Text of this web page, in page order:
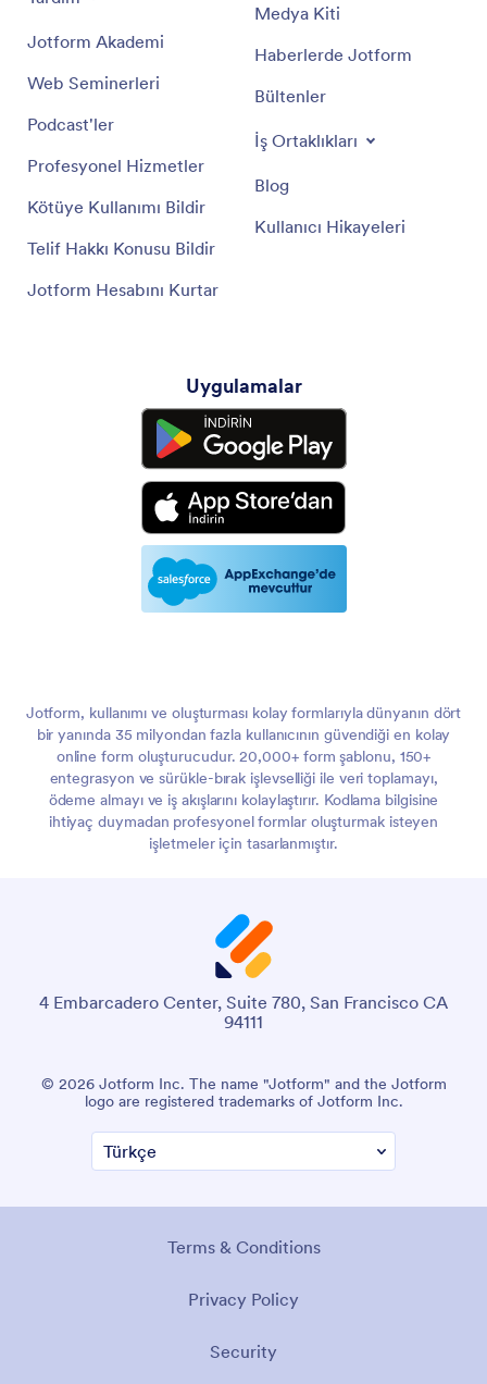
Jotform Akademi
Web Seminerleri
Podcast'ler
Profesyonel Hizmetler
Kötüye Kullanımı Bildir
Telif Hakkı Konusu Bildir
Jotform Hesabını Kurtar
Medya Kiti
Haberlerde Jotform
Bültenler
İş Ortaklıkları
Blog
Kullanıcı Hikayeleri
Uygulamalar
Jotform, kullanımı ve oluşturması kolay formlarıyla dünyanın dört
bir yanında 35 milyondan fazla kullanıcının güvendiği en kolay
online form oluşturucudur. 20,000+ form şablonu, 150+
entegrasyon ve sürükle-bırak işlevselliği ile veri toplamayı,
ödeme almayı ve iş akışlarını kolaylaştırır. Kodlama bilgisine
ihtiyaç duymadan profesyonel formlar oluşturmak isteyen
işletmeler için tasarlanmıştır.
4 Embarcadero Center, Suite 780, San Francisco CA
94111
© 2026 Jotform Inc. The name "Jotform" and the Jotform
logo are registered trademarks of Jotform Inc.
Terms & Conditions
Privacy Policy
Security